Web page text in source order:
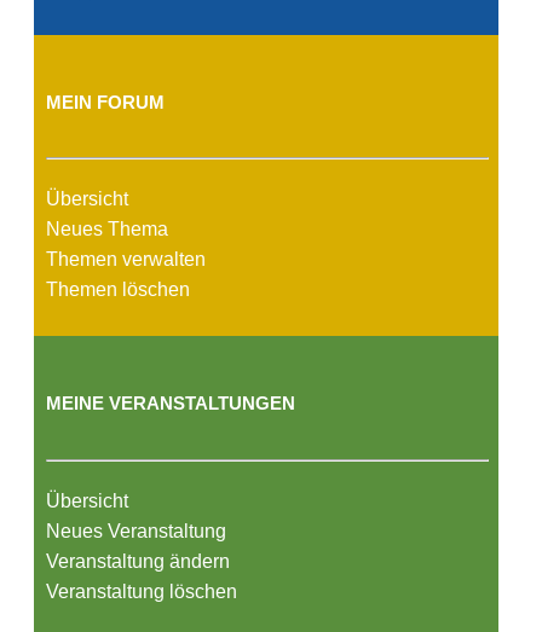
MEIN FORUM
Übersicht
Neues Thema
Themen verwalten
Themen löschen
MEINE VERANSTALTUNGEN
Übersicht
Neues Veranstaltung
Veranstaltung ändern
Veranstaltung löschen